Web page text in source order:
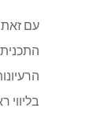
עם זאת